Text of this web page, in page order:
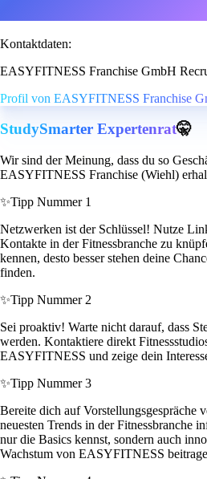
Kontaktdaten:
EASYFITNESS Franchise GmbH
Profil von EASYFITNESS Franchise
StudySmarter Expertenrat🤫
Wir sind der Meinung, dass du so
EASYFITNESS Franchise (Wiehl)
✨Tipp Nummer 1
Netzwerken ist der Schlüssel! Nutze
Kontakte in der Fitnessbranche zu
kennen, desto besser stehen deine
finden.
✨Tipp Nummer 2
Sei proaktiv! Warte nicht darauf, dass
werden. Kontaktiere direkt
EASYFITNESS und zeige dein
✨Tipp Nummer 3
Bereite dich auf Vorstellungsgespräche
neuesten Trends in der Fitnessbranche
nur die Basics kennst, sondern auch
Wachstum von EASYFITNESS